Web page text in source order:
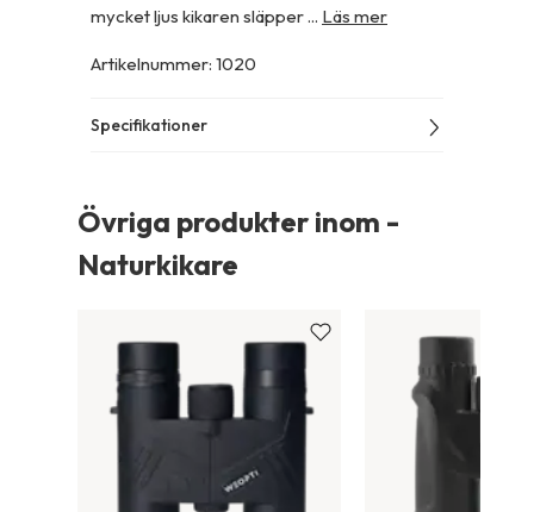
mycket ljus kikaren släpper ... Läs mer
Artikelnummer: 1020
Specifikationer
Övriga produkter inom -
Naturkikare